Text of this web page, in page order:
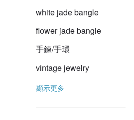
white jade bangle
flower jade bangle
手鍊/手環
vintage jewelry
顯示更多